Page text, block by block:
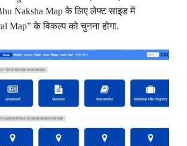
Naksha Map के लिए लेफ्ट साइड में
Map” के विकल्प को चुनना होगा.